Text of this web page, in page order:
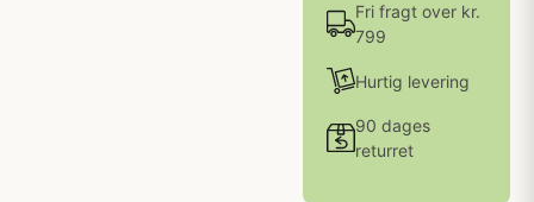
Fri fragt over kr.
799
Hurtig levering
90 dages
returret